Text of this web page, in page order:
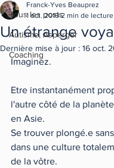
Tous les posts
Autisme, Asperger
Coaching
Un étrange
Franck-Yves Beauprez
1 oct. 2019 2 min de lecture
Dernière mise à jour : 16 oct.
Imaginez.
Etre instantanément
l'autre côté de la
en Asie.
Se trouver plongé.e
dans une culture
de la vôtre.